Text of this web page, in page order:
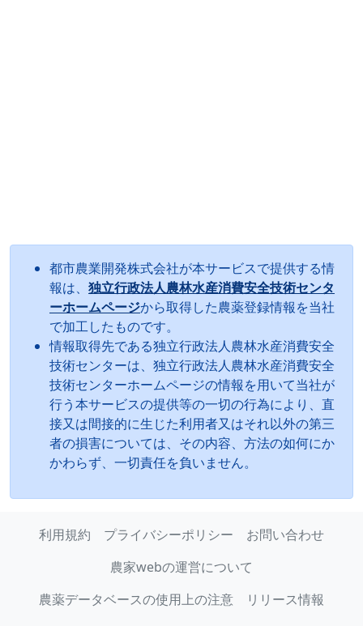
都市農業開発株式会社が本サービスで提供する情
報は、 独立行政法人農林水産消費安全技術センタ
ーホームページから取得した農薬登録情報を当社
で加工したものです。
情報取得先である独立行政法人農林水産消費安全
技術センターは、独立行政法人農林水産消費安全
技術センターホームページの情報を用いて当社が
行う本サービスの提供等の一切の行為により、直
接又は間接的に生じた利用者又はそれ以外の第三
者の損害については、その内容、方法の如何にか
かわらず、一切責任を負いません。
利用規約 プライバシーポリシー
お問い合わせ
農家webの運営について
農薬データベースの使用上の注意
リリース情報